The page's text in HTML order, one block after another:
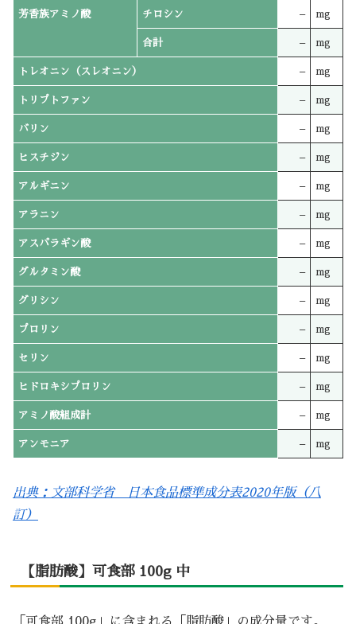
芳香族アミノ酸 チロシン – mg
合計 – mg
トレオニン（スレオニン） – mg
トリプトファン – mg
バリン – mg
ヒスチジン – mg
アルギニン – mg
アラニン – mg
アスパラギン酸 – mg
グルタミン酸 – mg
グリシン – mg
プロリン – mg
セリン – mg
ヒドロキシプロリン – mg
アミノ酸組成計 – mg
アンモニア – mg
出典：文部科学省 日本食品標準成分表2020年版（八
訂）
【脂肪酸】可食部 100g 中